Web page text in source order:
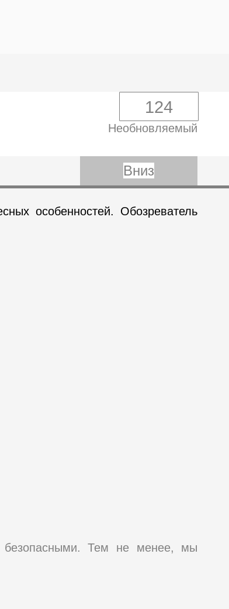
Необновляемый
124
Вниз
особенностей. Обозреватель
безопасными. Тем не менее, мы